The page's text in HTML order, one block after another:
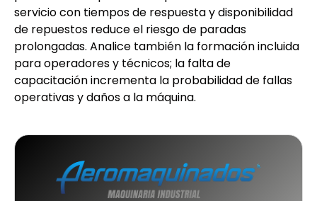
servicio con tiempos de respuesta y disponibilidad
de repuestos reduce el riesgo de paradas
prolongadas. Analice también la formación incluida
para operadores y técnicos; la falta de
capacitación incrementa la probabilidad de fallas
operativas y daños a la máquina.